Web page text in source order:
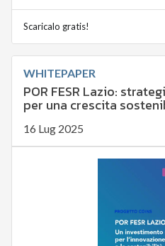
Scaricalo gratis!
WHITEPAPER
POR FESR Lazio:
per una crescita
16 Lug 2025